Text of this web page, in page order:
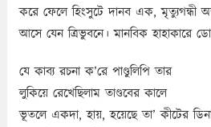
করে ফেলে হিংসুটে দানব এক, মৃত্যুগন্ধী
আসে যেন ত্রিভুবনে। মানবিক হাহাকারে
যে কাব্য রচনা ক’রে পাণ্ডুলিপি তার
লুকিয়ে রেখেছিলাম তাণ্ডবের কালে
ভূতলে একদা, হায়, হয়েছে তা’ কীটের